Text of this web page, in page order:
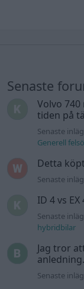
Senaste
Volvo
tiden på
Senaste
Generell
Detta
Senaste
ID 4 vs EX
Senaste
hybridbilar
Jag tror
anledning.
Senaste